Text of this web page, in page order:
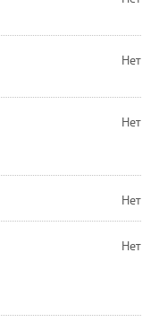
Нет
Нет
Нет
Нет